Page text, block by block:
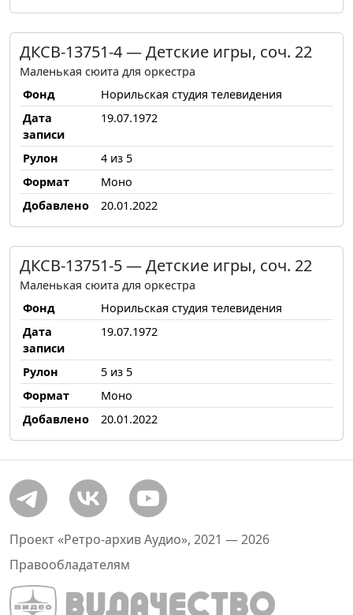
ДКСВ-13751-4 — Детские игры, соч. 22
Маленькая сюита для оркестра
Фонд
Норильская студия телевидения
Дата
записи
19.07.1972
Рулон
4 из 5
Формат
Моно
Добавлено
20.01.2022
ДКСВ-13751-5 — Детские игры, соч. 22
Маленькая сюита для оркестра
Фонд
Норильская студия телевидения
Дата
записи
19.07.1972
Рулон
5 из 5
Формат
Моно
Добавлено
20.01.2022
Проект «Ретро-архив Аудио», 2021 — 2026
Правообладателям